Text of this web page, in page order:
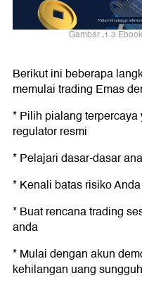
Gambar.1.3
Berikut ini beberapa
memulai trading Emas
* Pilih pialang
regulator resmi
* Pelajari dasar-dasar
* Kenali batas risiko Anda
* Buat rencana trading
anda
* Mulai dengan akun
kehilangan uang